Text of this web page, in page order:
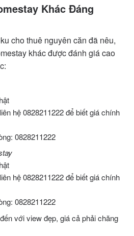
Khác Đáng
cho thuê nguyên căn đã nêu,
khác được đánh giá cao
hệ 0828211222 để biết giá chính
0828211222
hệ 0828211222 để biết giá chính
0828211222
với view đẹp, giá cả phải chăng